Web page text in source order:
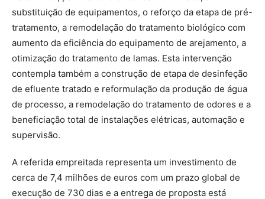
substituição de equipamentos, o reforço da etapa de pré-
tratamento, a remodelação do tratamento biológico com
aumento da eficiência do equipamento de arejamento, a
otimização do tratamento de lamas. Esta intervenção
contempla também a construção de etapa de desinfeção
de efluente tratado e reformulação da produção de água
de processo, a remodelação do tratamento de odores e a
beneficiação total de instalações elétricas, automação e
supervisão.
A referida empreitada representa um investimento de
cerca de 7,4 milhões de euros com um prazo global de
execução de 730 dias e a entrega de proposta está